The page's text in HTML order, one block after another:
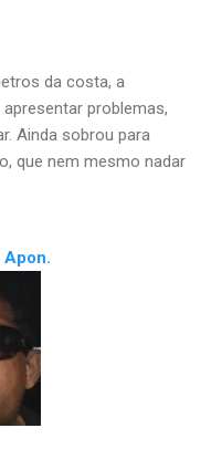
da costa, a
problemas,
Ainda sobrou para
que nem mesmo nadar